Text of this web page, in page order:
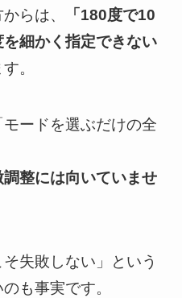
らは、
「180度で10
細かく指定できない
。
モードを選ぶだけの全
整には向いていませ
失敗しない」という
も事実です。